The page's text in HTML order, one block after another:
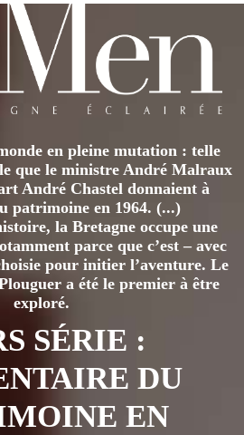
en pleine mutation : telle
que le ministre André Malraux
André Chastel donnaient à
patrimoine en 1964. (...)
la Bretagne occupe une
parce que c’est – avec
pour initier l’aventure. Le
a été le premier à être
exploré.
SÉRIE :
DU
EN